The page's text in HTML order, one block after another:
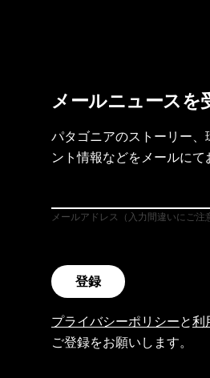
メールニュースを
パタゴニアのストーリー
ント情報などをメールにて
メールアドレス（入力間違いにご注
登録
プライバシーポリシーと利
ご登録をお願いします。